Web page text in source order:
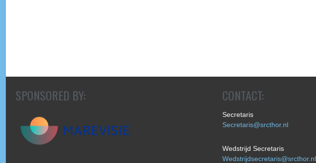
SPONSORED BY: CONTACT:
Secretaris
Secretaris@srcthor.nl
Wedstrijd Secretaris
Wedstrijdsecretaris@srcthor.nl